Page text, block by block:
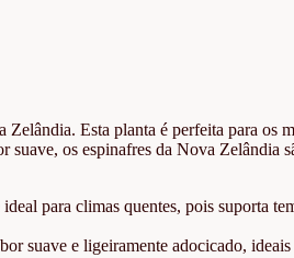
Esta planta é perfeita para os
os espinafres da Nova Zelândia
para climas quentes, pois suporta
suave e ligeiramente adocicado,